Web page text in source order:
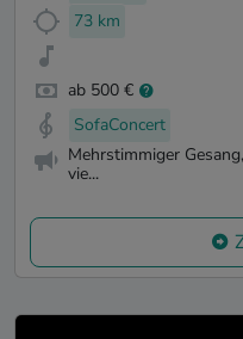
73 km
ab 500 €
SofaConcert
Mehrstimmiger
vie...